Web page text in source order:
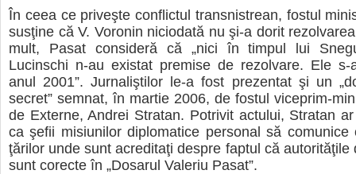
În ceea ce priveşte conflictul transnistrean, fostul
susţine că V. Voronin niciodată nu şi-a dorit
mult, Pasat consideră că „nici în timpul lui
Lucinschi n-au existat premise de rezolvare. Ele s-
anul 2001”. Jurnaliştilor le-a fost prezentat şi un
secret” semnat, în martie 2006, de fostul viceprim-
de Externe, Andrei Stratan. Potrivit actului, Stratan
ca şefii misiunilor diplomatice personal să comunice
ţărilor unde sunt acreditaţi despre faptul că autorităţile
sunt corecte în „Dosarul Valeriu Pasat”.